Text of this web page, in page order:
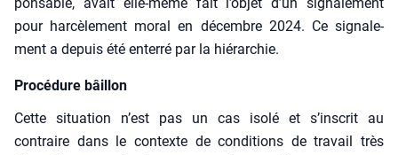
pon­sable, avait elle-même fait l’objet d’un signa­le­ment
pour har­cè­le­ment moral en décembre 2024. Ce signa­le­
ment a depuis été enter­ré par la hié­rar­chie.
Procédure bâillon
Cette situa­tion n’est pas un cas iso­lé et s’inscrit au
contraire dans le contexte de condi­tions de tra­vail très